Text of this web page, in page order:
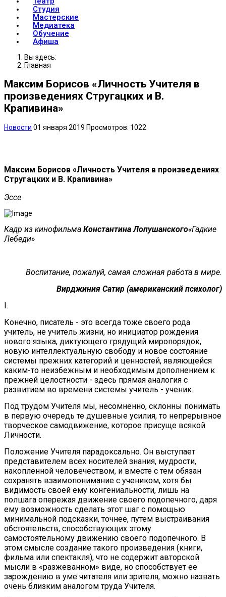
Студия
Мастерские
Медиатека
Обучение
Афиша
Вы здесь:
Главная
Максим Борисов «Личность Учителя в
произведениях Стругацких и В.
Крапивина»
Новости 01 января 2019 Просмотров: 1022
Максим Борисов «Личность Учителя в произведениях
Стругацких и В. Крапивина»
Эссе
Кадр из кинофильма Константина Лопушанского«Гадкие
Лебеди»
Воспитание, пожалуй, самая сложная работа в мире.
Вирджиния Сатир (американский психолог)
I.
Конечно, писатель - это всегда тоже своего рода
учитель, не учитель жизни, но инициатор рождения
нового языка, диктующего грядущий миропорядок,
новую интеллектуальную свободу и новое состояние
системы прежних категорий и ценностей, являющейся
каким-то неизбежным и необходимым дополнением к
прежней целостности - здесь прямая аналогия с
развитием во времени системы учитель - ученик.
Под трудом Учителя мы, несомненно, склонны понимать
в первую очередь те душевные усилия, то непрерывное
творческое самодвижение, которое присуще всякой
Личности.
Положение Учителя парадоксально. Он выступает
представителем всех носителей знания, мудрости,
накопленной человечеством, и вместе с тем обязан
сохранять взаимопонимание с учеником, хотя бы
видимость своей ему конгениальности, лишь на
полшага опережая движение своего подопечного, даря
ему возможность сделать этот шаг с помощью
минимальной подсказки, точнее, путем выстраивания
обстоятельств, способствующих этому
самостоятельному движению своего подопечного. В
этом смысле создание такого произведения (книги,
фильма или спектакля), что не содержит авторской
мысли в «разжеванном» виде, но способствует ее
зарождению в уме читателя или зрителя, можно назвать
очень близким аналогом труда Учителя.